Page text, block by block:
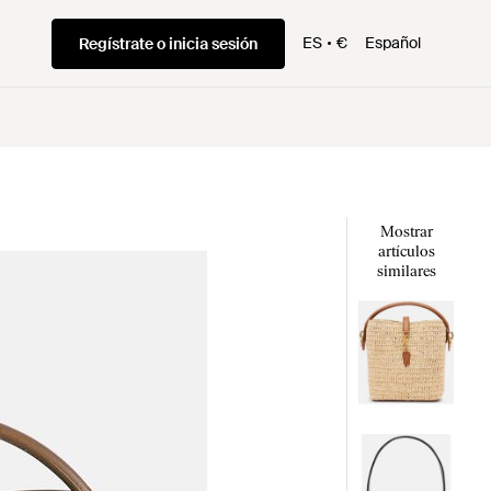
Regístrate o inicia sesión ES € Español
Mostrar
artículos
similares